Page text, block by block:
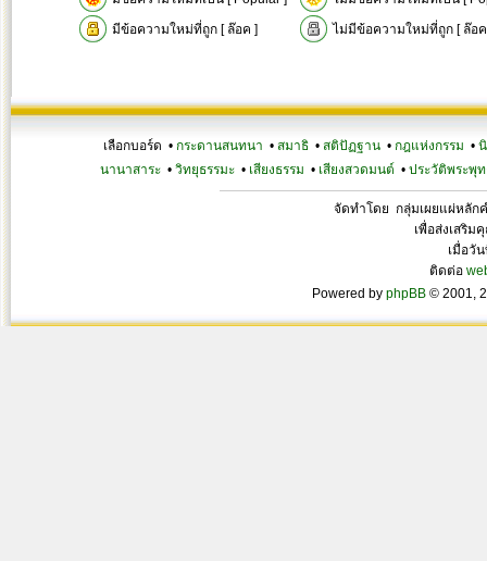
มีข้อความใหม่ที่ถูก [ ล๊อค ]
ไม่มีข้อความใหม่ที่ถูก [ ล๊อ
เลือกบอร์ด • กระดานสนทนา • สมาธิ • สติปัฏฐาน • กฎแห่งกรรม •
นานาสาระ• วิทยุธรรมะ• เสียงธรรม • เสียงสวดมนต์ • ประวัติพระพุท
จัดทำโดย กลุ่มเผยแผ่หลัก
เพื่อส่งเสริม
เมื่อวั
ติดต่อ
Powered by phpBB © 2001,